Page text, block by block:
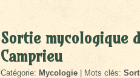
Sortie mycologique
Camprieu
Catégorie: Mycologie | Mots clés: